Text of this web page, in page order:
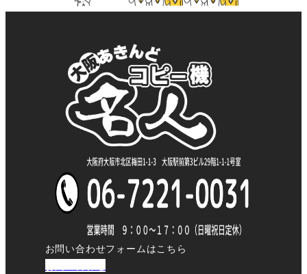
お問い合わせフォームはこちら